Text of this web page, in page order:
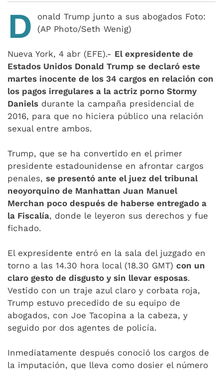
D
onald Trump junto a sus abogados Foto:
(AP Photo/Seth Wenig)
Nueva York, 4 abr (EFE).- El expresidente de
Estados Unidos Donald Trump se declaró este
martes inocente de los 34 cargos en relación con
los pagos irregulares a la actriz porno Stormy
Daniels durante la campaña presidencial de
2016, para que no hiciera público una relación
sexual entre ambos.
Trump, que se ha convertido en el primer
presidente estadounidense en afrontar cargos
penales, se presentó ante el juez del tribunal
neoyorquino de Manhattan Juan Manuel
Merchan poco después de haberse entregado a
la Fiscalía, donde le leyeron sus derechos y fue
fichado.
El expresidente entró en la sala del juzgado en
torno a las 14.30 hora local (18.30 GMT) con un
claro gesto de disgusto y sin llevar esposas.
Vestido con un traje azul claro y corbata roja,
Trump estuvo precedido de su equipo de
abogados, con Joe Tacopina a la cabeza, y
seguido por dos agentes de policía.
Inmediatamente después conoció los cargos de
la imputación, que lleva como dosier el número